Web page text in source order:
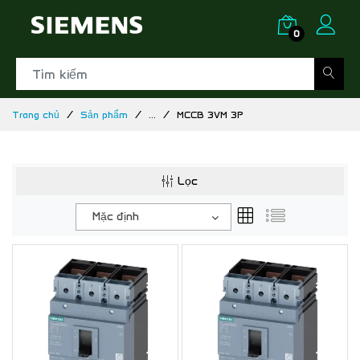
0
Trang chủ Sản phẩm ... MCCB 3VM 3P
Lọc
Mặc định